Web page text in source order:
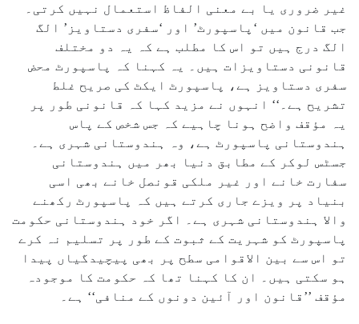
غیر ضروری یا بے معنی الفاظ استعمال نہیں کرتی۔
جب قانون میں ‘پاسپورٹ’ اور ‘سفری دستاویز’ الگ
الگ درج ہیں تو اس کا مطلب ہے کہ یہ دو مختلف
قانونی دستاویزات ہیں۔ یہ کہنا کہ پاسپورٹ محض
سفری دستاویز ہے، پاسپورٹ ایکٹ کی صریح غلط
تشریح ہے۔‘‘ انہوں نے مزید کہا کہ قانونی طور پر
یہ مؤقف واضح ہونا چاہیے کہ جس شخص کے پاس
ہندوستانی پاسپورٹ ہے، وہ ہندوستانی شہری ہے۔
جسٹس لوکر کے مطابق دنیا بھر میں ہندوستانی
سفارت خانے اور غیر ملکی قونصل خانے بھی اسی
بنیاد پر ویزے جاری کرتے ہیں کہ پاسپورٹ رکھنے
والا ہندوستانی شہری ہے۔ اگر خود ہندوستانی حکومت
پاسپورٹ کو شہریت کے ثبوت کے طور پر تسلیم نہ کرے
تو اس سے بین الاقوامی سطح پر بھی پیچیدگیاں پیدا
ہو سکتی ہیں۔ ان کا کہنا تھا کہ حکومت کا موجودہ
مؤقف ’’قانون اور آئین دونوں کے منافی‘‘ ہے۔